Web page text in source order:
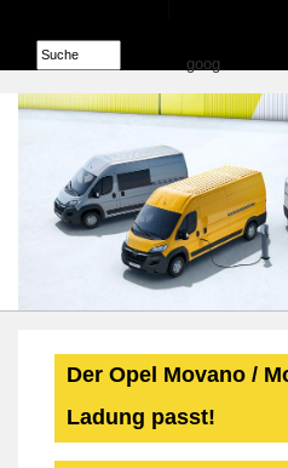
goog
Der Opel Movano /
Ladung passt!